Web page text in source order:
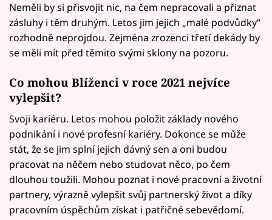
Neměli by si přisvojit nic, na čem nepracovali a přiznat
zásluhy i těm druhým. Letos jim jejich „malé podvůdky“
rozhodně neprojdou. Zejména zrozenci třetí dekády by
se měli mít před těmito svými sklony na pozoru.
Co mohou Blíženci v roce 2021 nejvíce
vylepšit?
Svoji kariéru. Letos mohou položit základy nového
podnikání i nové profesní kariéry. Dokonce se může
stát, že se jim splní jejich dávný sen a oni budou
pracovat na něčem nebo studovat něco, po čem
dlouhou toužili. Mohou poznat i nové pracovní a životní
partnery, výrazně vylepšit svůj partnerský život a díky
pracovním úspěchům získat i patřičné sebevědomí.